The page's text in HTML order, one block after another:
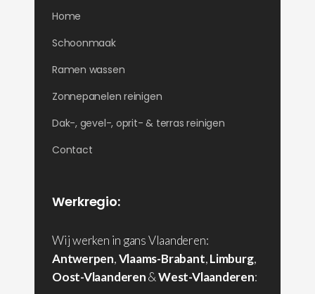
Home
Schoonmaak
Ramen wassen
Zonnepanelen reinigen
Dak-, gevel-, oprit- & terras reinigen
Contact
Werkregio:
Wij werken in gans Vlaanderen:
Antwerpen,Vlaams-Brabant,Limburg,
Oost-Vlaanderen&West-Vlaanderen: